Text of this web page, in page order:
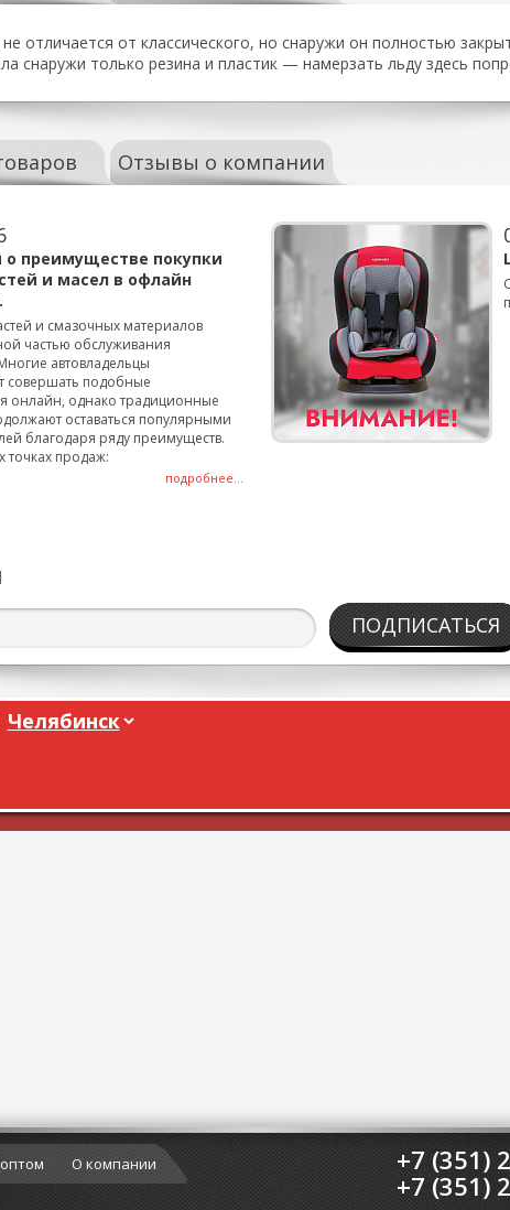
отличается от классического, но снаружи он полностью
снаружи только резина и пластик — намерзать льду здесь
Отзывы о компании
о преимуществе покупки
и масел в офлайн
и смазочных материалов
частью обслуживания
автовладельцы
совершать подобные
онлайн, однако традиционные
оставаться популярными
благодаря ряду преимуществ.
точках продаж:
подробнее...
ПОДПИСАТЬСЯ
О компании +7 (351)
+7 (351)